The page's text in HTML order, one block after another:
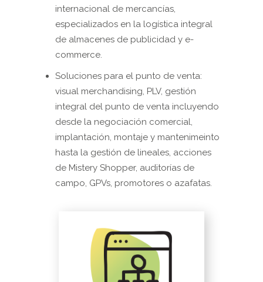
internacional de mercancías,
especializados en la logística integral
de almacenes de publicidad y e-
commerce.
Soluciones para el punto de venta:
visual merchandising, PLV, gestión
integral del punto de venta incluyendo
desde la negociación comercial,
implantación, montaje y mantenimeinto
hasta la gestión de lineales, acciones
de Mistery Shopper, auditorías de
campo, GPVs, promotores o azafatas.